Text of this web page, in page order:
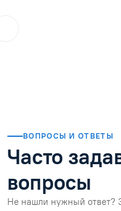
ВОПРОСЫ И ОТВЕТЫ
Часто
вопросы
Не нашли нужный ответ?